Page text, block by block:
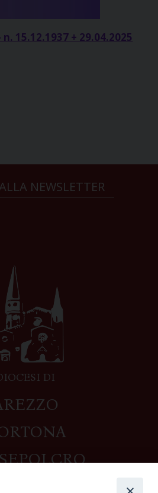
15.12.1937 + 29.04.2025
NEWSLETTER
DI